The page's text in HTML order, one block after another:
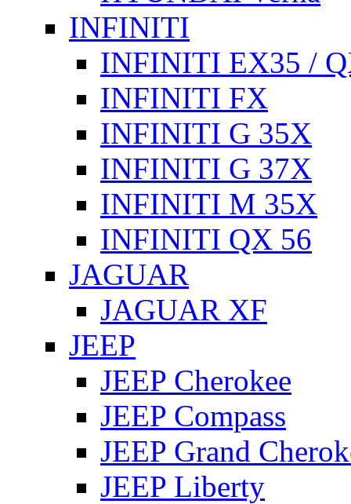
INFINITI
INFINITI EX35 /
INFINITI FX
INFINITI G 35X
INFINITI G 37X
INFINITI M 35X
INFINITI QX 56
JAGUAR
JAGUAR XF
JEEP
JEEP Cherokee
JEEP Compass
JEEP Grand
JEEP Liberty